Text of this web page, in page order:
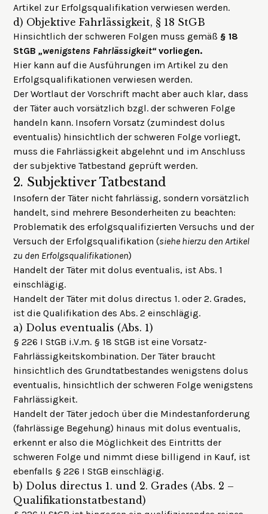
Artikel zur Erfolgsqualifikation verwiesen werden.
d) Objektive Fahrlässigkeit, § 18 StGB
Hinsichtlich der schweren Folgen muss gemäß § 18
StGB„wenigstens Fahrlässigkeit“vorliegen.
Hier kann auf die Ausführungen imArtikel zu den
Erfolgsqualifikationen verwiesen werden.
Der Wortlaut der Vorschrift macht aber auch klar, dass
der Täter auch vorsätzlich bzgl. der schweren Folge
handeln kann. Insofern Vorsatz (zumindest dolus
eventualis) hinsichtlich der schweren Folge vorliegt,
muss die Fahrlässigkeit abgelehnt und im Anschluss
der subjektive Tatbestand geprüft werden.
2. Subjektiver Tatbestand
Insofern der Täter nicht fahrlässig, sondern vorsätzlich
handelt, sind mehrere Besonderheiten zu beachten:
Problematik des erfolgsqualifizierten Versuchs und der
Versuch der Erfolgsqualifikation (siehe hierzu denArtikel
zu den Erfolgsqualifikationen)
Handelt der Täter mitdolus eventualis, ist Abs. 1
einschlägig.
Handelt der Täter mitdolus directus 1. oder 2. Grades,
ist die Qualifikation des Abs. 2 einschlägig.
a) Dolus eventualis (Abs. 1)
§ 226 I StGB i.V.m. § 18 StGB ist eine Vorsatz-
Fahrlässigkeitskombination. Der Täter braucht
hinsichtlich des Grundtatbestandes wenigstens dolus
eventualis, hinsichtlich der schweren Folge wenigstens
Fahrlässigkeit.
Handelt der Täter jedoch über die Mindestanforderung
(fahrlässige Begehung) hinaus mit dolus eventualis,
erkennt er also die Möglichkeit des Eintritts der
schweren Folge und nimmt diese billigend in Kauf, ist
ebenfalls § 226 I StGB einschlägig.
b) Dolus directus 1. und 2. Grades (Abs. 2 –
Qualifikationstatbestand)